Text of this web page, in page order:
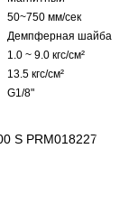
50~750 мм/сек
Демпферная шайба
1.0 ~ 9.0 кгс/см²
13.5 кгс/см²
G1/8"